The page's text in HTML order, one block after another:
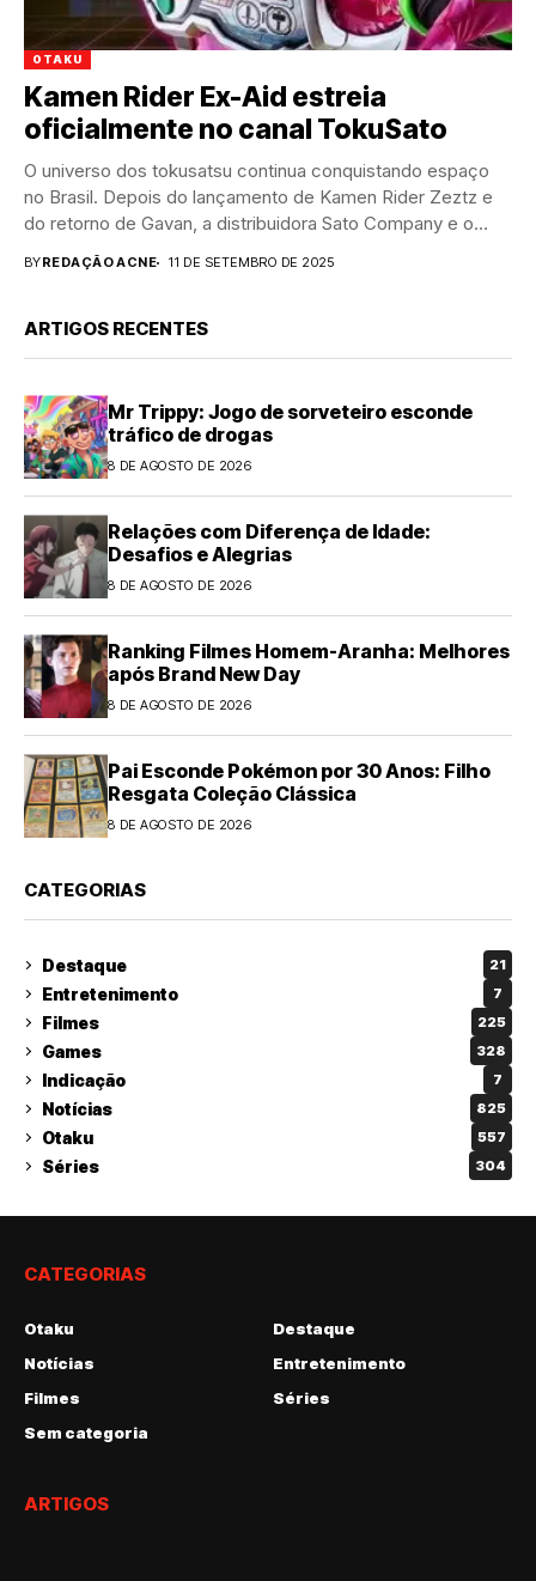
OTAKU
Kamen Rider Ex-Aid estreia
oficialmente no canal TokuSato
O universo dos tokusatsu continua conquistando espaço
no Brasil. Depois do lançamento de Kamen Rider Zeztz e
do retorno de Gavan, a distribuidora Sato Company e o
canal TokuSato...
BYREDAÇÃO ACNE 11 DE SETEMBRO DE 2025
ARTIGOS RECENTES
Mr Trippy: Jogo de sorveteiro esconde
tráfico de drogas
8 DE AGOSTO DE 2026
Relações com Diferença de Idade:
Desafios e Alegrias
8 DE AGOSTO DE 2026
Ranking Filmes Homem-Aranha: Melhores
após Brand New Day
8 DE AGOSTO DE 2026
Pai Esconde Pokémon por 30 Anos: Filho
Resgata Coleção Clássica
8 DE AGOSTO DE 2026
CATEGORIAS
Destaque 21
Entretenimento 7
Filmes 225
Games 328
Indicação 7
Notícias 825
Otaku 557
Séries 304
CATEGORIAS
Otaku
Destaque
Notícias
Entretenimento
Filmes
Séries
Sem categoria
ARTIGOS